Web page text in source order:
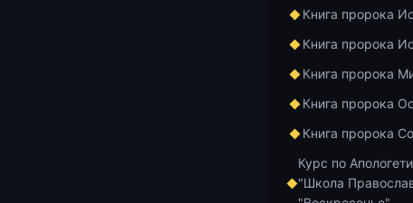
Книга пророка
Книга пророка
Книга пророка
Книга пророка
Книга пророка
Курс по
"Школа